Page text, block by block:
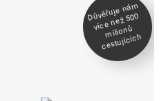
Důvěřuje ná
m
více než 500
milionů
cestujících